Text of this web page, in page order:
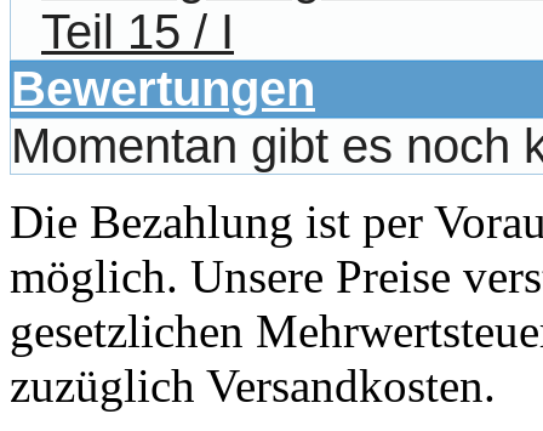
Teil 15 / I
Bewertungen
Momentan gibt es noch
Die Bezahlung ist per
möglich. Unsere Preise
gesetzlichen
zuzüglich Versandkosten.